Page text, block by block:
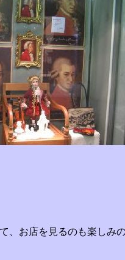
、お店を見るのも楽しみ